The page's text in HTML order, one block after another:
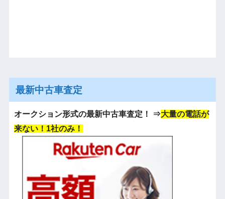
最新中古車査定
オークション形式の最新中古車査定！ ⇒大量の電話が
来ない！1社のみ！